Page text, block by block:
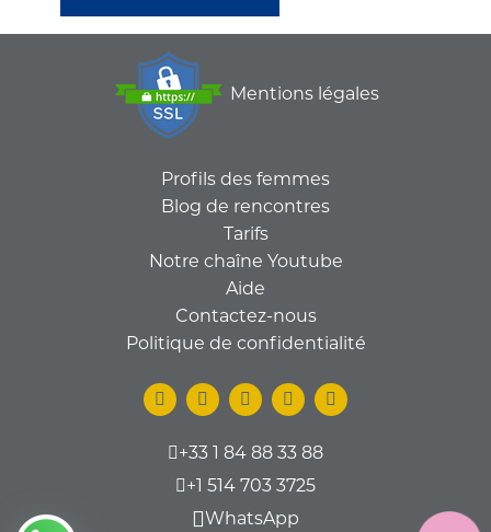
Mentions légales
Profils des femmes
Blog de rencontres
Tarifs
Notre chaîne Youtube
Aide
Contactez-nous
Politique de confidentialité
+33 1 84 88 33 88
+1 514 703 3725
WhatsApp